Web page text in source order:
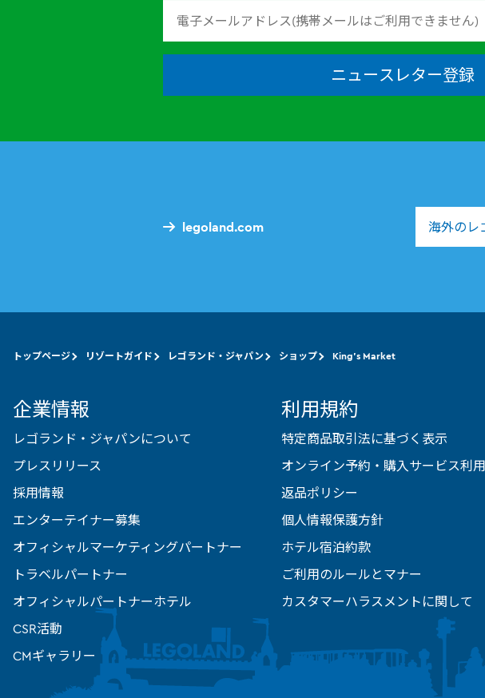
ニュースレター登録
legoland.com 海外のレ
トップページ リゾートガイド レゴランド・ジャパン ショップ King's Market
企業情報
レゴランド・ジャパンについて
プレスリリース
採用情報
エンターテイナー募集
オフィシャルマーケティングパートナー
トラベルパートナー
オフィシャルパートナーホテル
CSR活動
CMギャラリー
利用規約
特定商品取引法に基づく表示
オンライン予約・購入サービス利
返品ポリシー
個人情報保護方針
ホテル宿泊約款
ご利用のルールとマナー
カスタマーハラスメントに関して